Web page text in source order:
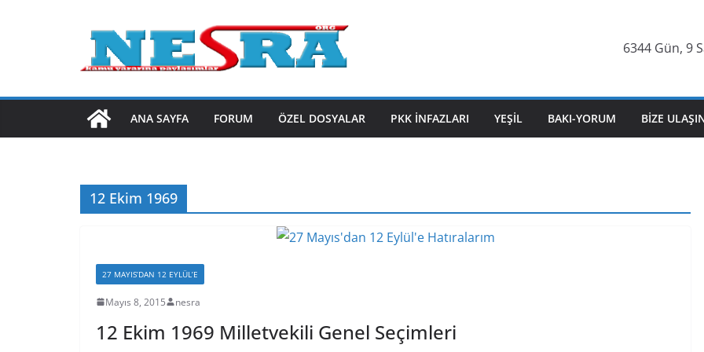
6344 Gün, 9
ANA SAYFA FORUM ÖZEL DOSYALAR PKK İNFAZLARI YEŞIL BAKI-YORUM BIZE
12 Ekim 1969
27 MAYIS’DAN 12 EYLÜL’E
Mayıs 8, 2015 nesra
12 Ekim 1969 Milletvekili Genel Seçimleri